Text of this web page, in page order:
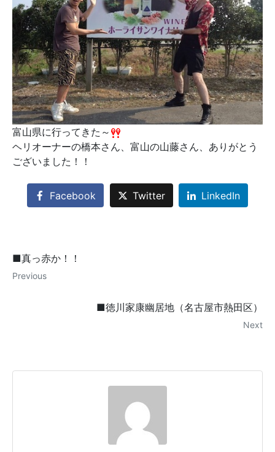
富山県に行ってきた～
ヘリオーナーの橋本さん、富山の山藤さん、ありがとう
ございました！！
Facebook Twitter LinkedIn
■真っ赤か！！
Previous
■徳川家康幽居地（名古屋市熱田区）
Next